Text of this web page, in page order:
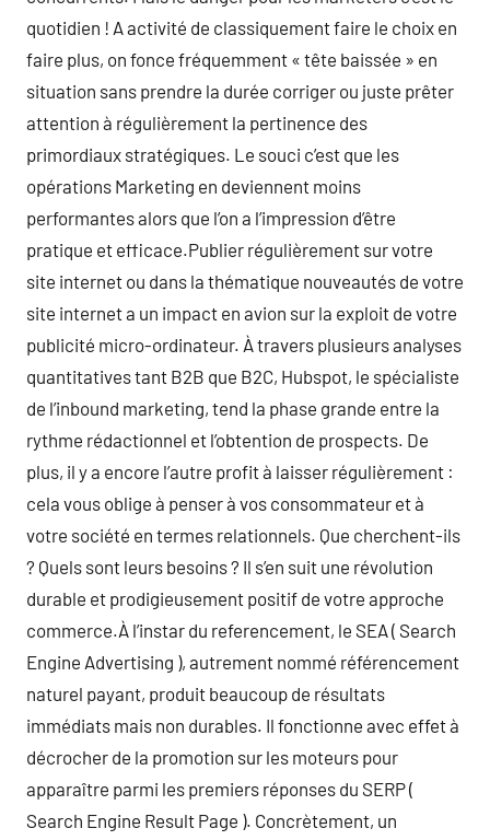
quotidien ! A activité de classiquement faire le choix en
faire plus, on fonce fréquemment « tête baissée » en
situation sans prendre la durée corriger ou juste prêter
attention à régulièrement la pertinence des
primordiaux stratégiques. Le souci c’est que les
opérations Marketing en deviennent moins
performantes alors que l’on a l’impression d’être
pratique et efficace.Publier régulièrement sur votre
site internet ou dans la thématique nouveautés de votre
site internet a un impact en avion sur la exploit de votre
publicité micro-ordinateur. À travers plusieurs analyses
quantitatives tant B2B que B2C, Hubspot, le spécialiste
de l’inbound marketing, tend la phase grande entre la
rythme rédactionnel et l’obtention de prospects. De
plus, il y a encore l’autre profit à laisser régulièrement :
cela vous oblige à penser à vos consommateur et à
votre société en termes relationnels. Que cherchent-ils
? Quels sont leurs besoins ? Il s’en suit une révolution
durable et prodigieusement positif de votre approche
commerce.À l’instar du referencement, le SEA ( Search
Engine Advertising ), autrement nommé référencement
naturel payant, produit beaucoup de résultats
immédiats mais non durables. Il fonctionne avec effet à
décrocher de la promotion sur les moteurs pour
apparaître parmi les premiers réponses du SERP (
Search Engine Result Page ). Concrètement, un